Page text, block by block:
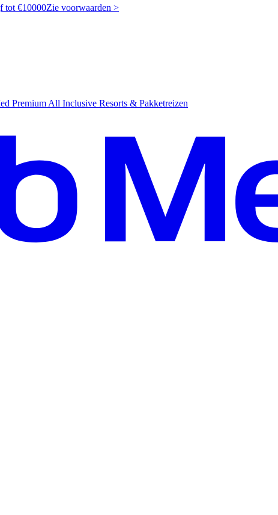
tot €10000Zie voorwaarden >
Premium All Inclusive Resorts & Pakketreizen